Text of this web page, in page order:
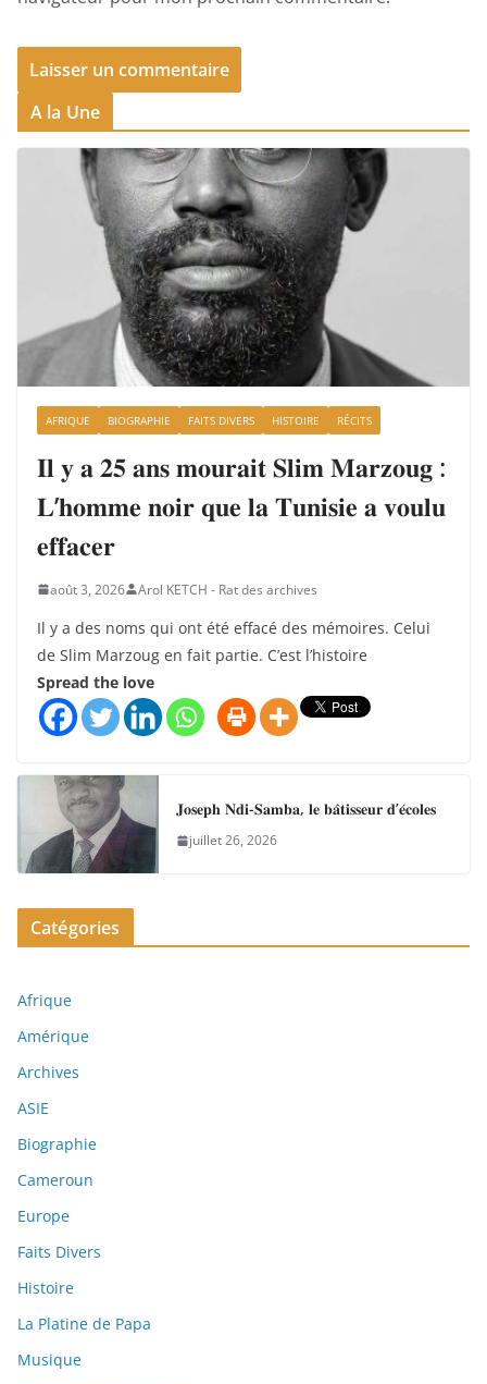
A la Une
AFRIQUE BIOGRAPHIE FAITS DIVERS HISTOIRE RÉCITS
𝐈𝐥 𝐲 𝐚 𝟐𝟓 𝐚𝐧𝐬 𝐦𝐨𝐮𝐫𝐚𝐢𝐭 𝐒𝐥𝐢𝐦 𝐌𝐚𝐫𝐳𝐨𝐮𝐠 :
𝐋’𝐡𝐨𝐦𝐦𝐞 𝐧𝐨𝐢𝐫 𝐪𝐮𝐞 𝐥𝐚 𝐓𝐮𝐧𝐢𝐬𝐢𝐞 𝐚 𝐯𝐨𝐮𝐥𝐮
𝐞𝐟𝐟𝐚𝐜𝐞𝐫
août 3, 2026 Arol KETCH - Rat des archives
Il y a des noms qui ont été effacé des mémoires. Celui
de Slim Marzoug en fait partie. C’est l’histoire
Spread the love
𝐉𝐨𝐬𝐞𝐩𝐡 𝐍𝐝𝐢-𝐒𝐚𝐦𝐛𝐚, 𝐥𝐞 𝐛𝐚̂𝐭𝐢𝐬𝐬𝐞𝐮𝐫 𝐝’𝐞́𝐜𝐨𝐥𝐞𝐬
juillet 26, 2026
Catégories
Afrique
Amérique
Archives
ASIE
Biographie
Cameroun
Europe
Faits Divers
Histoire
La Platine de Papa
Musique